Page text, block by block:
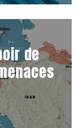
de